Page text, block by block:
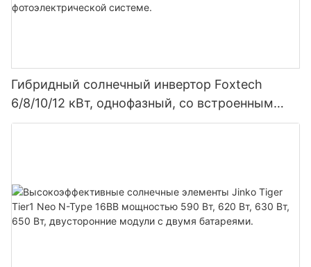
Гибридный солнечный инвертор Foxtech
6/8/10/12 кВт, однофазный, со встроенным
MPPT-контроллером, возможность